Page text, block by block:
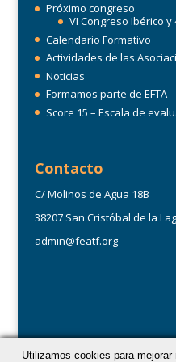
Próximo congreso
VI Congreso Ibérico y
Calendario Formativo
Actividades de las
Noticias
Formamos parte de EFTA
Score 15 – Escala de
Contacto
C/ Molinos de Agua 18B
38207 San Cristóbal de la
admin@featf.org
Utilizamos cookies para